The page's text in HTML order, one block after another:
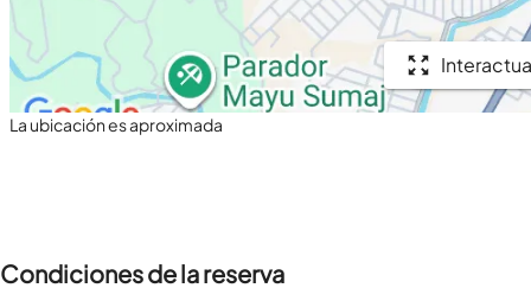
La ubicación es aproximada
Condiciones de la reserva